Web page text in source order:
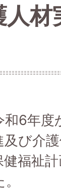
人
和6年度
及び介
福祉